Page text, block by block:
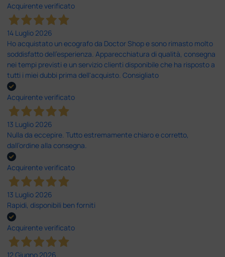
Acquirente verificato
14 Luglio 2026
Ho acquistato un ecografo da Doctor Shop e sono rimasto molto
soddisfatto dell'esperienza. Apparecchiatura di qualità, consegna
nei tempi previsti e un servizio clienti disponibile che ha risposto a
tutti i miei dubbi prima dell'acquisto. Consigliato
Acquirente verificato
13 Luglio 2026
Nulla da eccepire. Tutto estremamente chiaro e corretto,
dall’ordine alla consegna.
Acquirente verificato
13 Luglio 2026
Rapidi, disponibili ben forniti
Acquirente verificato
12 Giugno 2026